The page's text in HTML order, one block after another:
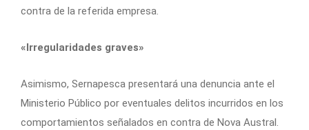
contra de la referida empresa.
«Irregularidades graves»
Asimismo, Sernapesca presentará una denuncia ante el
Ministerio Público por eventuales delitos incurridos en los
comportamientos señalados en contra de Nova Austral.